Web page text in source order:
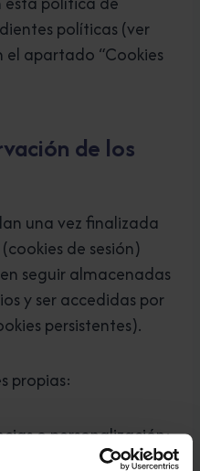
políticas (ver
el apartado “Cookies
de los
una vez finalizada
de sesión)
seguir almacenadas
y ser accedidas por
persistentes).
propias:
o personalización:
mientras no son